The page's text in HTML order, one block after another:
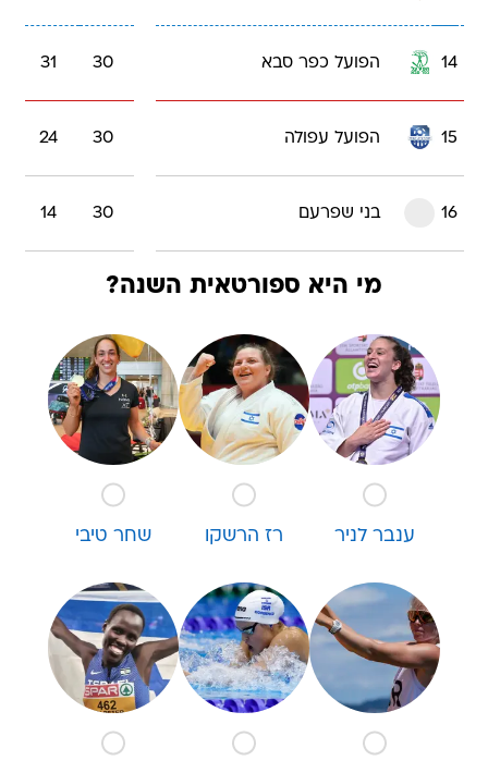
14 הפועל כפר סבא 30
31
15 הפועל עפולה 30
24
16 בני שפרעם 30
14
מי היא ספורטאית השנה?
ענבר לניר רז הרשקו שחר טיבי